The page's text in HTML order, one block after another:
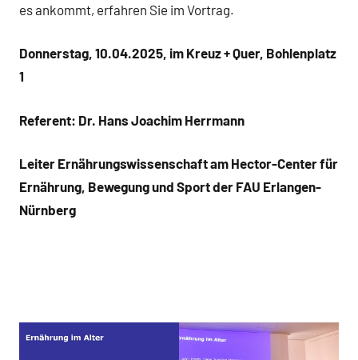
es ankommt, erfahren Sie im Vortrag.
Donnerstag, 10.04.2025, im Kreuz + Quer, Bohlenplatz
1
Referent: Dr. Hans Joachim Herrmann
Leiter Ernährungswissenschaft am Hector-Center für
Ernährung, Bewegung und Sport der FAU Erlangen-
Nürnberg